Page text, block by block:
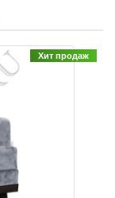
Хит продаж